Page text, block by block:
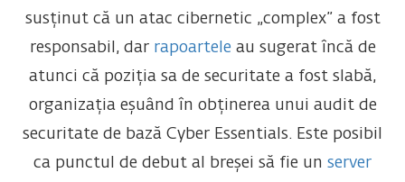
susținut că un atac cibernetic „complex” a fost
responsabil, dar rapoarteleau sugerat încă de
atunci că poziția sa de securitate a fost slabă,
organizația eșuând în obținerea unui audit de
securitate de bază Cyber Essentials. Este posibil
ca punctul de debut al breșei să fie un server